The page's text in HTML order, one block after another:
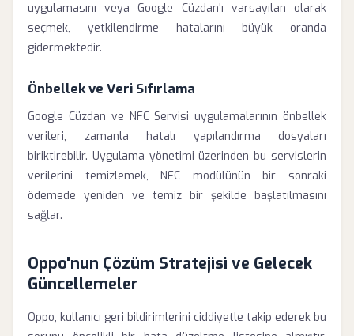
uygulamasını veya Google Cüzdan'ı varsayılan olarak
seçmek, yetkilendirme hatalarını büyük oranda
gidermektedir.
Önbellek ve Veri Sıfırlama
Google Cüzdan ve NFC Servisi uygulamalarının önbellek
verileri, zamanla hatalı yapılandırma dosyaları
biriktirebilir. Uygulama yönetimi üzerinden bu servislerin
verilerini temizlemek, NFC modülünün bir sonraki
ödemede yeniden ve temiz bir şekilde başlatılmasını
sağlar.
Oppo'nun Çözüm Stratejisi ve Gelecek
Güncellemeler
Oppo, kullanıcı geri bildirimlerini ciddiyetle takip ederek bu